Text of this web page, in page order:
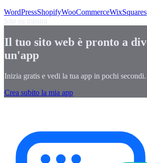
WordPressShopifyWooCommerceWix
Sito su misura
Il tuo sito web è pronto a
un'app
Inizia gratis e vedi la tua app in pochi secondi.
Crea subito la mia app